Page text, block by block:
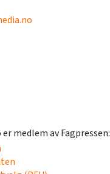
medlem av Fagpressen: